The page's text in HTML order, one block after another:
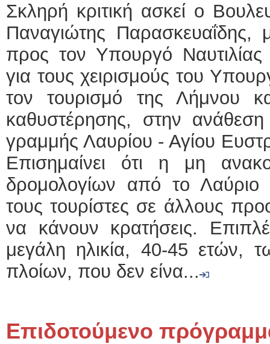
Σκληρή κριτική ασκεί ο
Παναγιώτης
προς τον Υπουργό Ναυτιλίας
για τους χειρισμούς του
τον τουρισμό της Λήμνου
καθυστέρησης, στην
γραμμής Λαυρίου - Αγίου
Επισημαίνει ότι η μη
δρομολογίων από το Λαύριο
τους τουρίστες σε άλλους
να κάνουν κρατήσεις.
μεγάλη ηλικία, 40-45 ετών,
πλοίων, που δεν είνα...
Επιδοτούμενο